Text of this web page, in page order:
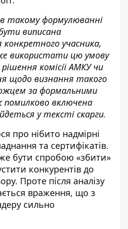
такому формулюванні
виписана
учасника,
використати цю умову
комісії АМКУ чи
щодо визнання такого
за формальними
помилково включена
у тексті скарги.
про нібито надмірні
та сертифікатів.
бути спробою «збити»
конкурентів до
Проте після аналізу
враження, що з
сильно